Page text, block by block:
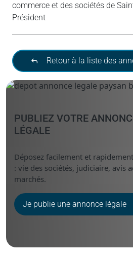
commerce et des sociétés de
Président
Retour à la liste des
PUBLIEZ VOTRE
LÉGALE
Déposez facilement et
: vie des sociétés, judiciaire, avis
marchés.
Je publie une annonce légale